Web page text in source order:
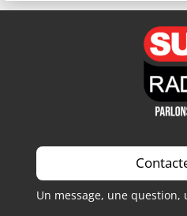
Un message, une question,